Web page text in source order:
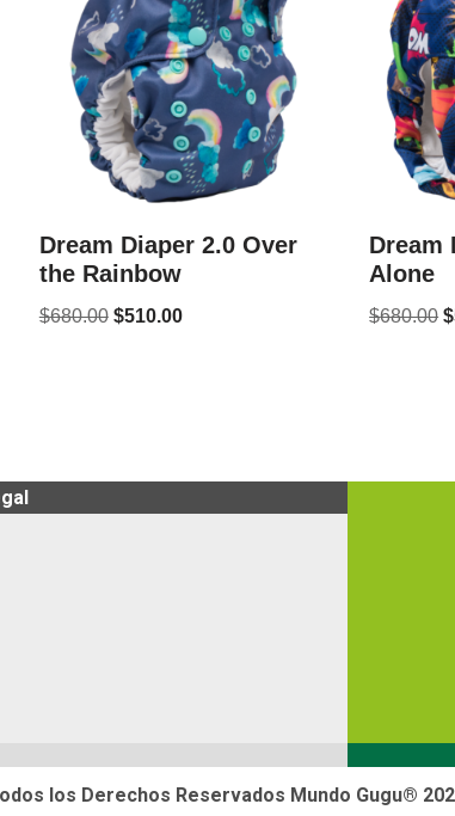
Dream Diaper 2.0 Over
the Rainbow
$680.00 $510.00
Dream
Alone
$680.00 $
los Derechos Reservados Mundo Gugu®